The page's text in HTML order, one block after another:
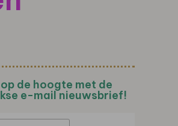
de hoogte met de
e-mail nieuwsbrief!